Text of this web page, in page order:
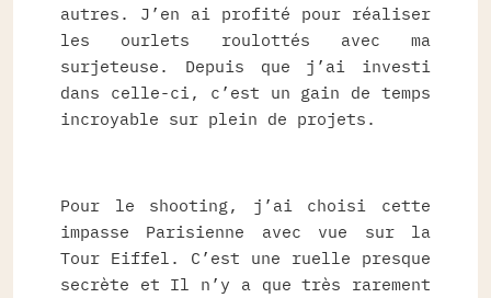
autres. J’en ai profité pour réaliser
les ourlets roulottés avec ma
surjeteuse. Depuis que j’ai investi
dans celle-ci, c’est un gain de temps
incroyable sur plein de projets.
Pour le shooting, j’ai choisi cette
impasse Parisienne avec vue sur la
Tour Eiffel. C’est une ruelle presque
secrète et Il n’y a que très rarement